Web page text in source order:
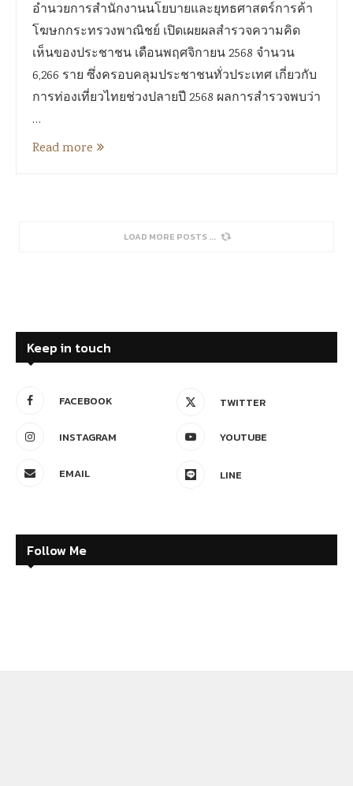
อำนวยการสำนักงานนโยบายและยุทธศาสตร์การค้า
โฆษกกระทรวงพาณิชย์ เปิดเผยผลสำรวจความคิด
เห็นของประชาชน เดือนพฤศจิกายน 2568 จำนวน
6,266 ราย ซึ่งครอบคลุมประชาชนทั่วประเทศ เกี่ยวกับ
การท่องเที่ยวไทยช่วงปลายปี 2568 ผลการสำรวจพบว่า
…
Read more
SORRY, NO MORE POSTS
Keep in touch
FACEBOOK TWITTER
INSTAGRAM YOUTUBE
EMAIL LINE
Follow Me